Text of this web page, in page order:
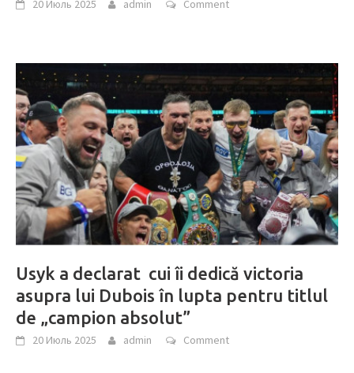
20 Июль 2025 admin Comment
Usyk a declarat cui îi dedică victoria
asupra lui Dubois în lupta pentru titlul
de „campion absolut”
20 Июль 2025 admin Comment